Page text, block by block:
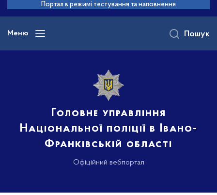
основного
вмісту
Портал в режимі тестування та наповнення
Меню
Головне управління
Національної поліції в Івано-
Франківській області
Офіційний вебпортал
Пошук